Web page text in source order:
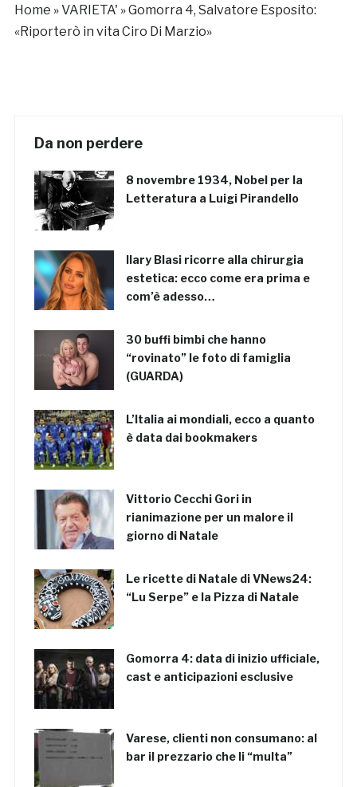
Home »VARIETA' »Gomorra 4, Salvatore Esposito:
«Riporterò in vita Ciro Di Marzio»
Da non perdere
8 novembre 1934, Nobel per la
Letteratura a Luigi Pirandello
Ilary Blasi ricorre alla chirurgia
estetica: ecco come era prima e
com’è adesso…
30 buffi bimbi che hanno
“rovinato” le foto di famiglia
(GUARDA)
L’Italia ai mondiali, ecco a quanto
è data dai bookmakers
Vittorio Cecchi Gori in
rianimazione per un malore il
giorno di Natale
Le ricette di Natale di VNews24:
“Lu Serpe” e la Pizza di Natale
Gomorra 4: data di inizio ufficiale,
cast e anticipazioni esclusive
Varese, clienti non consumano: al
bar il prezzario che li “multa”